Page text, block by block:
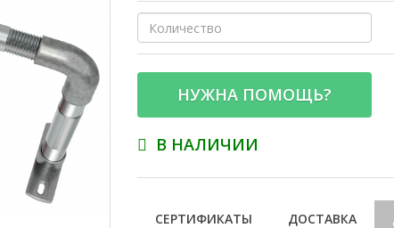
НУЖНА ПОМОЩЬ?
В НАЛИЧИИ
СЕРТИФИКАТЫ ДОСТАВКА